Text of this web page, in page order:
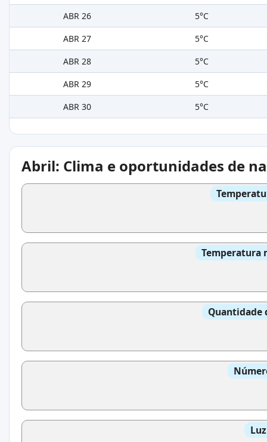
ABR 26
5°C
ABR 27
5°C
ABR 28
5°C
ABR 29
5°C
ABR 30
5°C
Abril: Clima e oportunidades de
Temperatura
Quantidade